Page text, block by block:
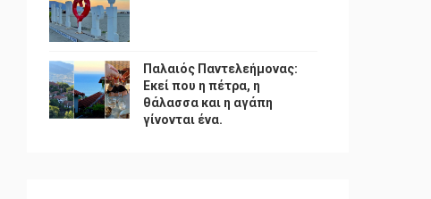
Παλαιός Παντελεήμονας:
Εκεί που η πέτρα, η
θάλασσα και η αγάπη
γίνονται ένα.